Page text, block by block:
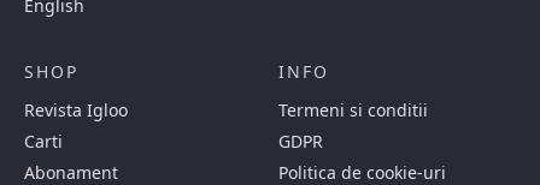
English
SHOP
Revista Igloo
Carti
Abonament
INFO
Termeni si conditii
GDPR
Politica de cookie-uri